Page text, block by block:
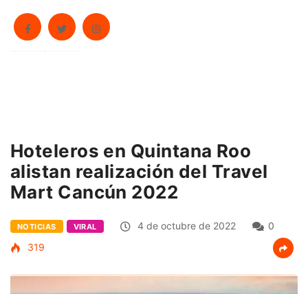
Hoteleros en Quintana Roo
alistan realización del Travel
Mart Cancún 2022
NOTICIAS VIRAL 4 de octubre de 2022
0
319